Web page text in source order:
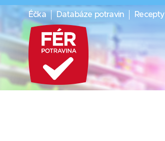
Éčka Databáze potravin Recepty